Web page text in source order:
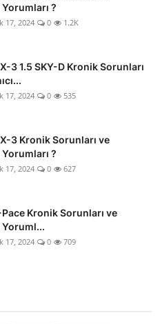
Yorumları ?
17, 2024 0 1.2K
3 1.5 SKY-D Kronik Sorunları
17, 2024 0 535
3 Kronik Sorunları ve
Yorumları ?
17, 2024 0 627
Kronik Sorunları ve
Yoruml...
17, 2024 0 709